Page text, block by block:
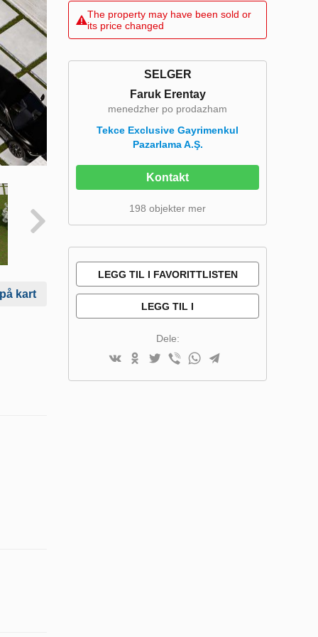
kart
The property may have been sold or
its price changed
SELGER
Faruk Erentay
menedzher po prodazham
Tekce Exclusive Gayrimenkul
Pazarlama A.Ş.
Kontakt
198 objekter mer
LEGG TIL I FAVORITTLISTEN
LEGG TIL I
Dele: